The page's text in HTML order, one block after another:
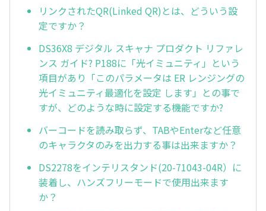
リンクされたQR(Linked QR)とは、どういう設
定ですか？
DS36X8 デジタル スキャナ プロダクト リファレ
ンス ガイド? P188に「光イミュニティ」という
項目があり「このパラメータは ER レンジングの
光イミュニティ最適化を設定 します」との事で
すが、どのような時に設定する機能ですか?
バーコードを読み取らず、TABやEnterなど任意
のキャラクタのみを出力する事は出来ますか？
DS2278をインテリスタンド(20-71043-04R）に
装着し、ハンズフリーモードで使用出来ます
か？